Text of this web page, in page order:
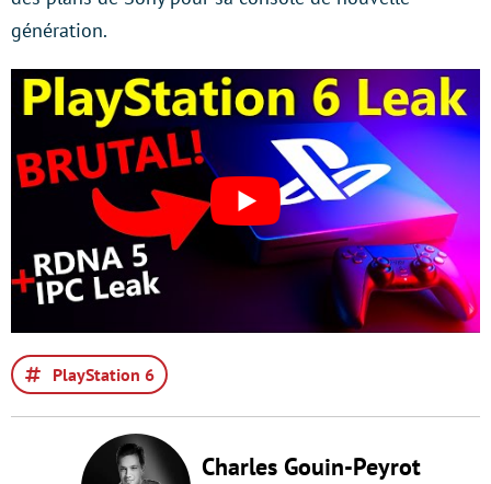
génération.
PlayStation 6
Charles Gouin-Peyrot